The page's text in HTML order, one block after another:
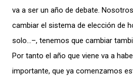
va a ser un año de debate.
cambiar el sistema de elección de
solo…–, tenemos que cambiar
Por tanto el año que viene va a
importante, que ya comenzamos